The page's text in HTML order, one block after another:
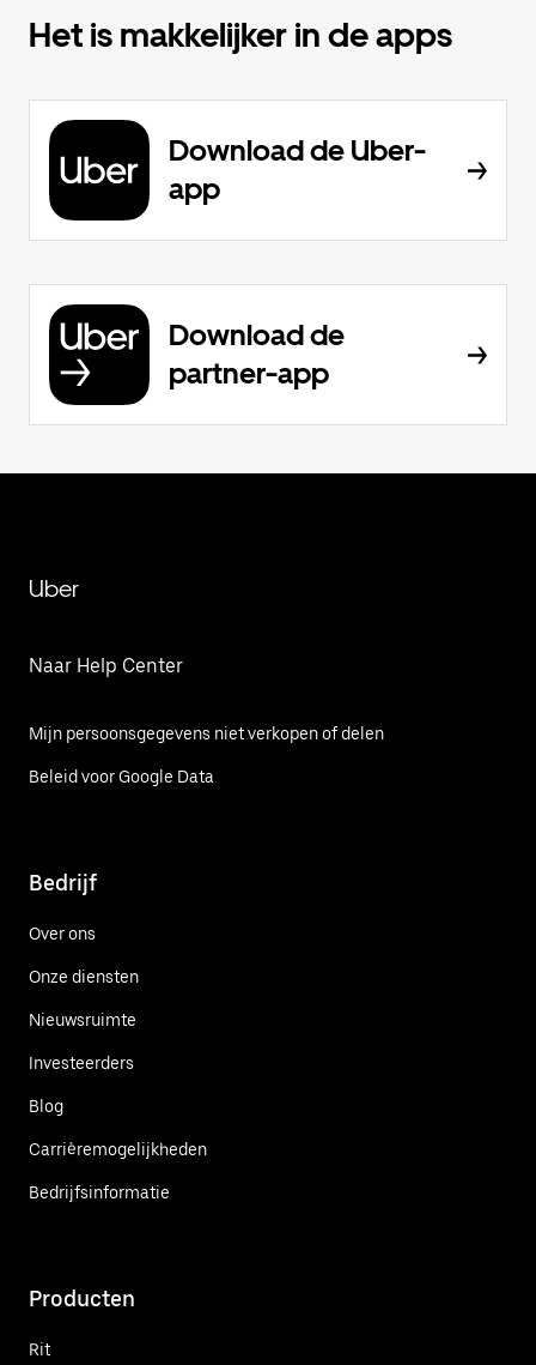
Het is makkelijker in de apps
Download de Uber-
app
Download de
partner-app
Uber
Naar Help Center
Mijn persoonsgegevens niet verkopen of delen
Beleid voor Google Data
Bedrijf
Over ons
Onze diensten
Nieuwsruimte
Investeerders
Blog
Carrièremogelijkheden
Bedrijfsinformatie
Producten
Rit